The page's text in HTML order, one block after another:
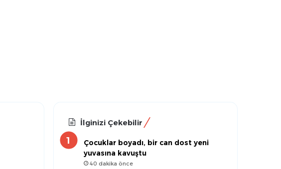
İlginizi Çekebilir
Çocuklar boyadı, bir can dost yeni
yuvasına kavuştu
40 dakika önce